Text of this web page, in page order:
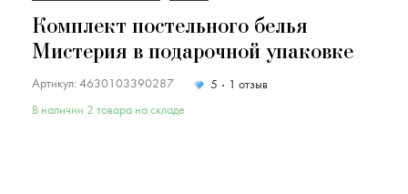
Комплект постельного белья
Мистерия в подарочной упаковке
Артикул: 4630103390287 5
1 отзыв
В наличии 2 товара на складе